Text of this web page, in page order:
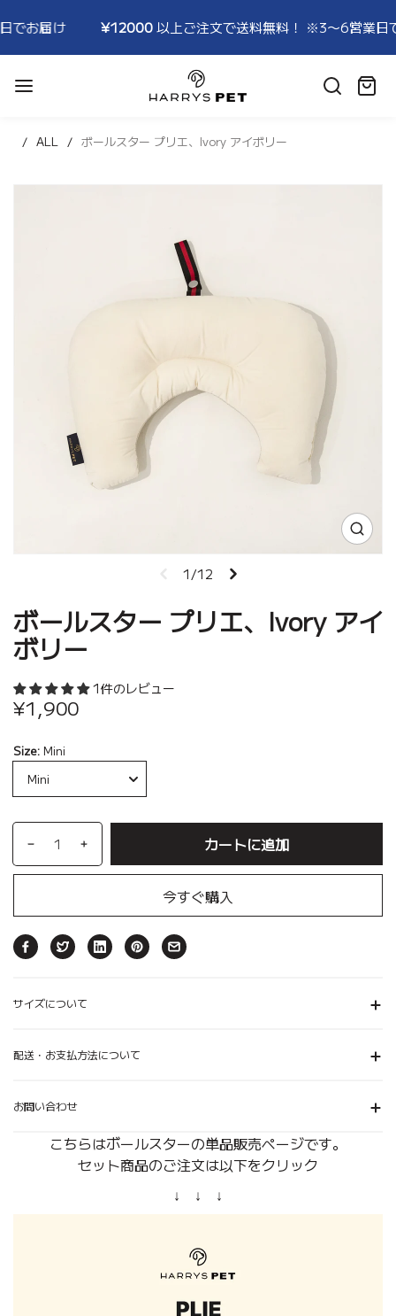
¥12000以上ご注文で送料無料！ ※3〜6営業日でお届け
HARRYSPET
カ
ALL ボールスター プリエ、Ivory アイボリー
1/12
ボールスター プリエ、Ivory アイ
ボリー
1件のレビュー
¥1,900
Size: Mini
カートに追加
今すぐ購入
サイズについて
配送・お支払方法について
お問い合わせ
こちらはボールスターの単品販売ページです。
セット商品のご注文は以下をクリック
↓ ↓ ↓